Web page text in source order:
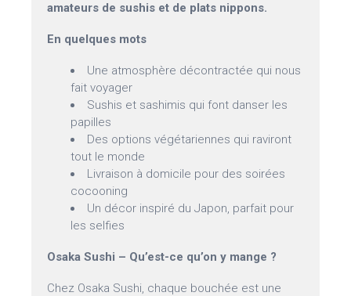
amateurs de sushis et de plats nippons.
En quelques mots
Une atmosphère décontractée qui nous
fait voyager
Sushis et sashimis qui font danser les
papilles
Des options végétariennes qui raviront
tout le monde
Livraison à domicile pour des soirées
cocooning
Un décor inspiré du Japon, parfait pour
les selfies
Osaka Sushi – Qu’est-ce qu’on y mange ?
Chez Osaka Sushi, chaque bouchée est une